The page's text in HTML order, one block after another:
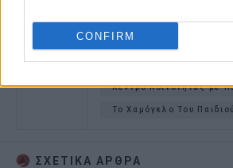
CONFIRMΑνθρώπινα δικαιώματα
Δικαιωμάτων
Κέντρο Κοινότητας με
Το Χαμόγελο Του Παιδιού
ΣΧΕΤΙΚA AΡΘΡΑ